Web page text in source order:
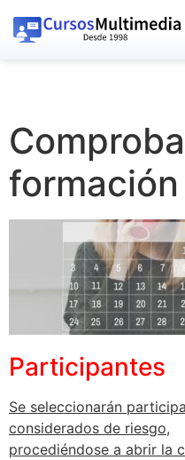
formación
Participantes
Se seleccionarán
considerados de riesgo,
procediéndose a abrir la